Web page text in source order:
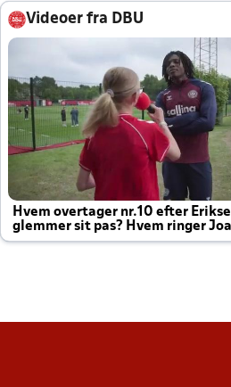
Videoer fra DBU
Hvem overtager nr.10 efter
glemmer sit pas? Hvem ringer
altid til efter kampe?